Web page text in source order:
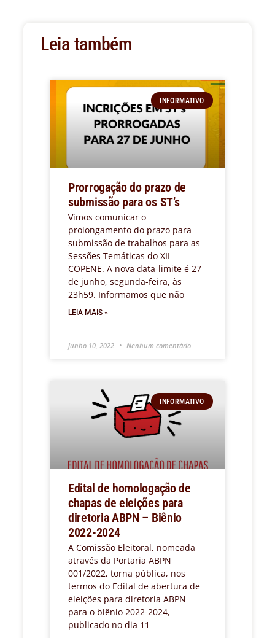
Leia também
INFORMATIVO
Prorrogação do prazo de
submissão para os ST’s
Vimos comunicar o
prolongamento do prazo para
submissão de trabalhos para as
Sessões Temáticas do XII
COPENE. A nova data-limite é 27
de junho, segunda-feira, às
23h59. Informamos que não
LEIA MAIS »
junho 10, 2022 Nenhum comentário
INFORMATIVO
Edital de homologação de
chapas de eleições para
diretoria ABPN – Biênio
2022-2024
A Comissão Eleitoral, nomeada
através da Portaria ABPN
001/2022, torna pública, nos
termos do Edital de abertura de
eleições para diretoria ABPN
para o biênio 2022-2024,
publicado no dia 11